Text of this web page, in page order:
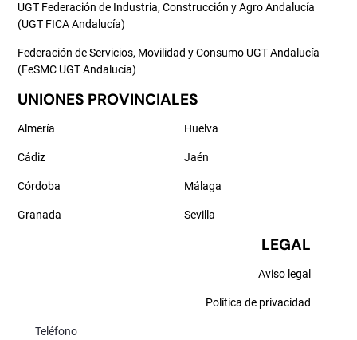
UGT Federación de Industria, Construcción y Agro Andalucía
(UGT FICA Andalucía)
Federación de Servicios, Movilidad y Consumo UGT Andalucía
(FeSMC UGT Andalucía)
UNIONES PROVINCIALES
Almería
Cádiz
Córdoba
Granada
Huelva
Jaén
Málaga
Sevilla
LEGAL
Aviso legal
Política de privacidad
Teléfono